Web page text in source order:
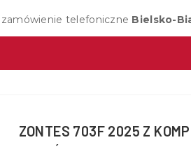
zamówienie telefoniczne Bielsko-
ZONTES 703F 2025 Z